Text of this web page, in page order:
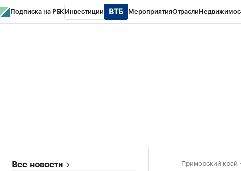
Подписка на РБК Инвестиции МероприятияОтрасли
Все новости Приморский край